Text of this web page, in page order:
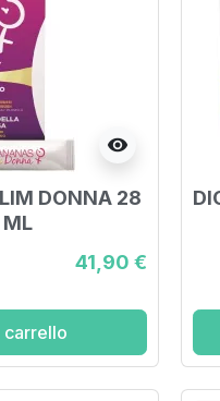
visibility
DONNA 28
ML
41,90 €
carrello